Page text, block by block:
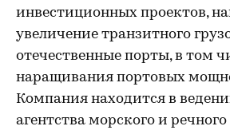
инвестиционных проектов,
увеличение транзитного
отечественные порты, в том
наращивания портовых
Компания находится в
агентства морского и